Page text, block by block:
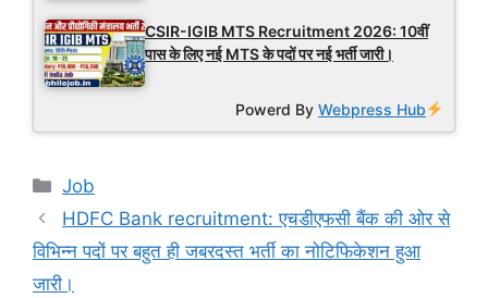
CSIR-IGIB MTS Recruitment 2026: 10वीं
पास के लिए नई MTS के पदों पर नई भर्ती जारी।
Powerd ByWebpress Hub
Categories
Job
HDFC Bank recruitment: एचडीएफसी बैंक की ओर से
विभिन्न पदों पर बहुत ही जबरदस्त भर्ती का नोटिफिकेशन हुआ
जारी।